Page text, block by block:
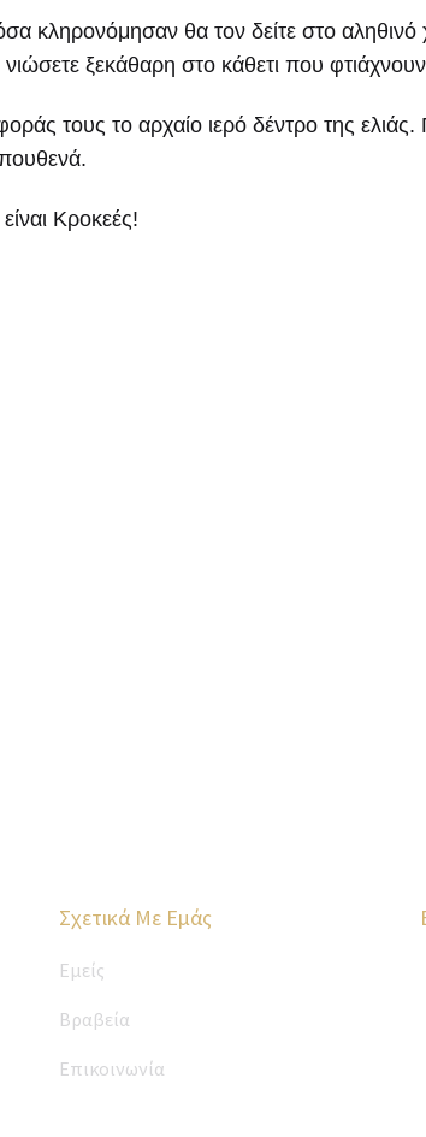
κληρονόμησαν θα τον δείτε στο
νιώσετε ξεκάθαρη στο κάθετι που
τους το αρχαίο ιερό δέντρο της ελιάς.
Κροκεές!
Σχετικά Με Εμάς
Εμείς
Βραβεία
Επικοινωνία